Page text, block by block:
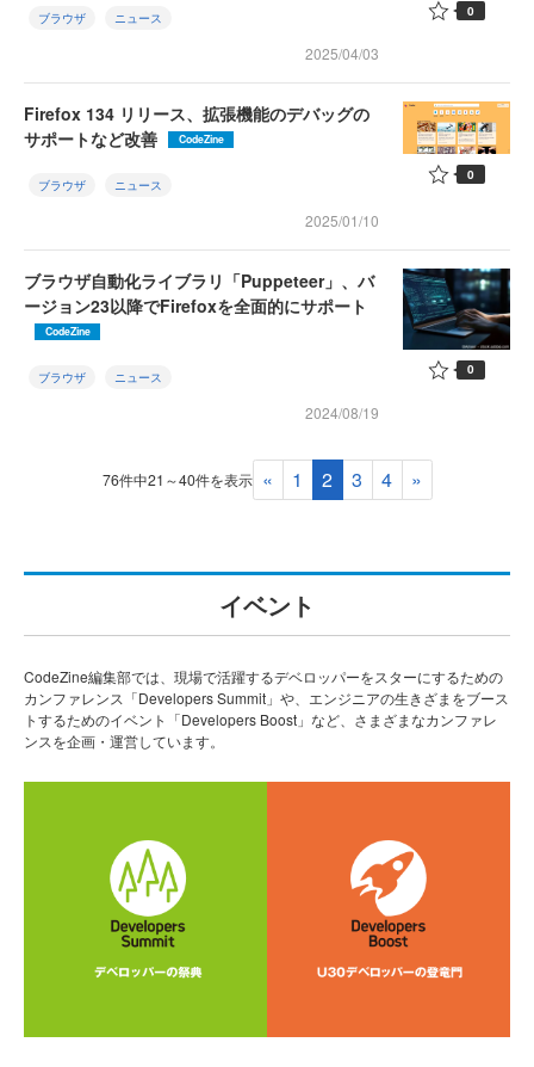
ブラウザ ニュース
2025/04/03
0
Firefox 134 リリース、拡張機能のデバッグの
サポートなど改善
CodeZine
ブラウザ ニュース
2025/01/10
0
ブラウザ自動化ライブラリ「Puppeteer」、バ
ージョン23以降でFirefoxを全面的にサポート
CodeZine
ブラウザ ニュース
2024/08/19
0
76件中21～40件を表示 « 1 2 3 4 »
イベント
CodeZine編集部では、現場で活躍するデベロッパーをスターにするための
カンファレンス「Developers Summit」や、エンジニアの生きざまをブース
トするためのイベント「Developers Boost」など、さまざまなカンファレ
ンスを企画・運営しています。